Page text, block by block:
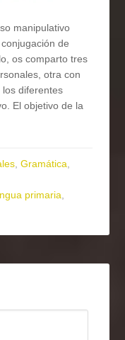
manipulativo
de
os comparto tres
otra con
diferentes
El objetivo de la
,Gramática,
primaria,